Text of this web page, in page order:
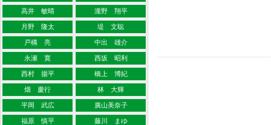
高井 敏晴 瀧野 翔平
月野 隆太 堤 文聡
戸構 亮 中出 雄介
永瀬 寛 西坂 昭利
西村 揚平 橋上 博紀
畑 慶行 林 大輝
平岡 武広 廣山美奈子
福原 慎平 藤川 まゆ